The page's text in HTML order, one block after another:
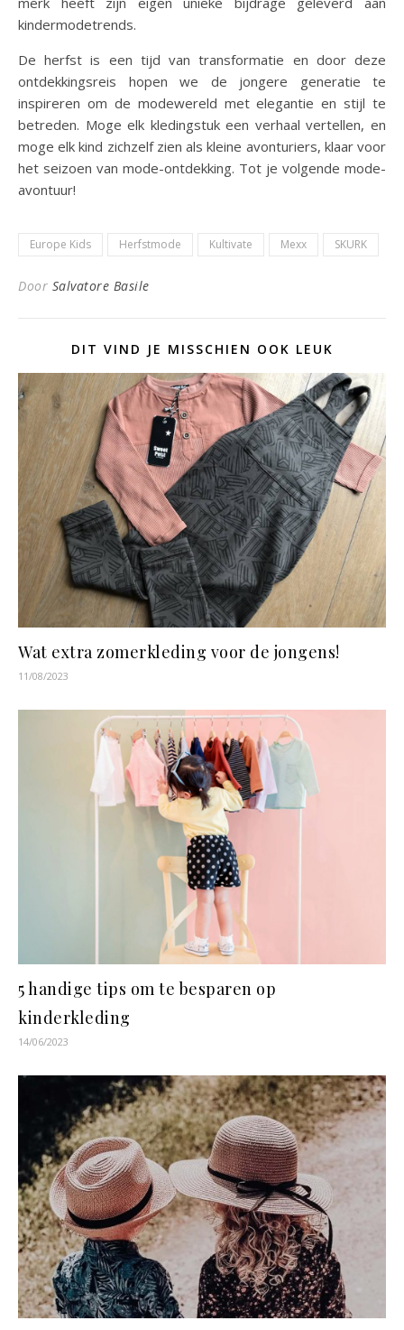
kindermodetrends.
De herfst is een tijd van transformatie en door deze
ontdekkingsreis hopen we de jongere generatie te
inspireren om de modewereld met elegantie en stijl te
betreden. Moge elk kledingstuk een verhaal vertellen, en
moge elk kind zichzelf zien als kleine avonturiers, klaar voor
het seizoen van mode-ontdekking. Tot je volgende mode-
avontuur!
Europe Kids Herfstmode Kultivate Mexx SKURK
Door Salvatore Basile
DIT VIND JE MISSCHIEN OOK LEUK
Wat extra zomerkleding voor de jongens!
11/08/2023
5 handige tips om te besparen op
kinderkleding
14/06/2023